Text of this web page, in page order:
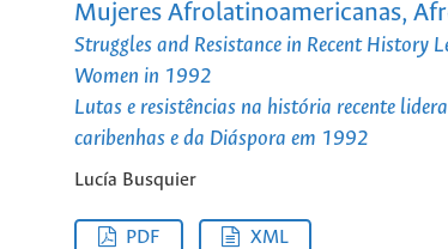
Mujeres Afrolatinoamericanas,
Struggles and Resistance in Recent
Women in 1992
Lutas e resistências na história recente
caribenhas e da Diáspora em 1992
Lucía Busquier
PDF XML